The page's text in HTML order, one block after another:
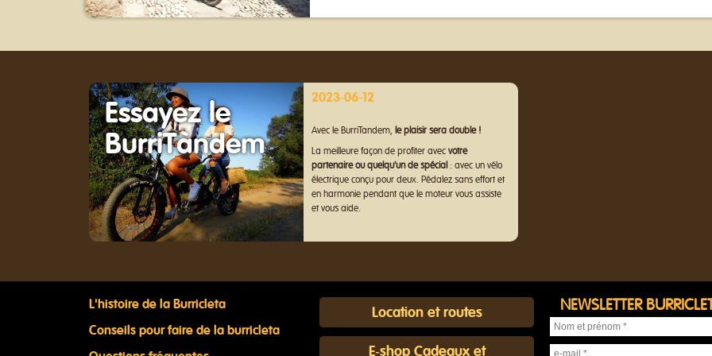
Essayez le
BurriTàndem
2023-06-12
Avec le BurriTandem, le plaisir sera double !
La meilleure façon de profiter avec votre
partenaire ou quelqu'un de spécial : avec un vélo
électrique conçu pour deux. Pédalez sans effort et
en harmonie pendant que le moteur vous assiste
et vous aide.
L'histoire de la Burricleta
Conseils pour faire de la burricleta
Location et routes
E-shop Cadeaux et
NEWSLETTER